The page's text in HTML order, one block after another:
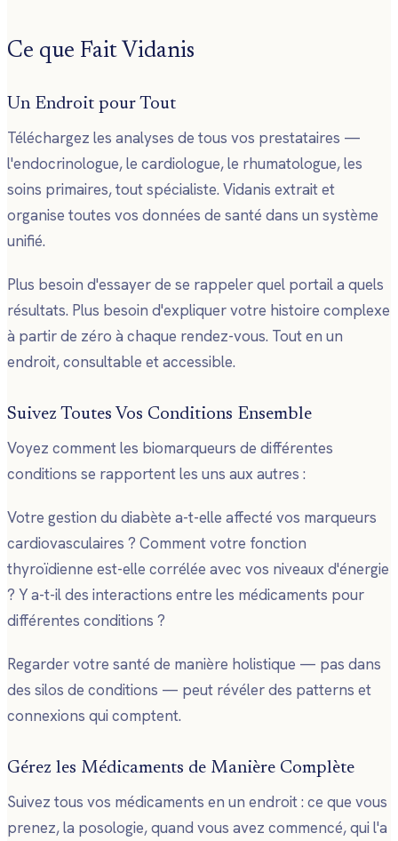
Ce que Fait Vidanis
Un Endroit pour Tout
Téléchargez les analyses de tous vos prestataires —
l'endocrinologue, le cardiologue, le rhumatologue, les
soins primaires, tout spécialiste. Vidanis extrait et
organise toutes vos données de santé dans un système
unifié.
Plus besoin d'essayer de se rappeler quel portail a quels
résultats. Plus besoin d'expliquer votre histoire complexe
à partir de zéro à chaque rendez-vous. Tout en un
endroit, consultable et accessible.
Suivez Toutes Vos Conditions Ensemble
Voyez comment les biomarqueurs de différentes
conditions se rapportent les uns aux autres :
Votre gestion du diabète a-t-elle affecté vos marqueurs
cardiovasculaires ? Comment votre fonction
thyroïdienne est-elle corrélée avec vos niveaux d'énergie
? Y a-t-il des interactions entre les médicaments pour
différentes conditions ?
Regarder votre santé de manière holistique — pas dans
des silos de conditions — peut révéler des patterns et
connexions qui comptent.
Gérez les Médicaments de Manière Complète
Suivez tous vos médicaments en un endroit : ce que vous
prenez, la posologie, quand vous avez commencé, qui l'a